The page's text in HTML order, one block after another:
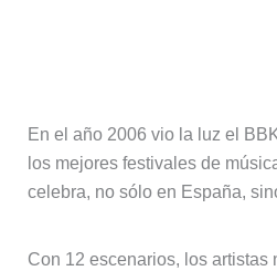
En el año 2006 vio la luz el
los mejores festivales de
celebra, no sólo en España,
Con 12 escenarios, los artistas